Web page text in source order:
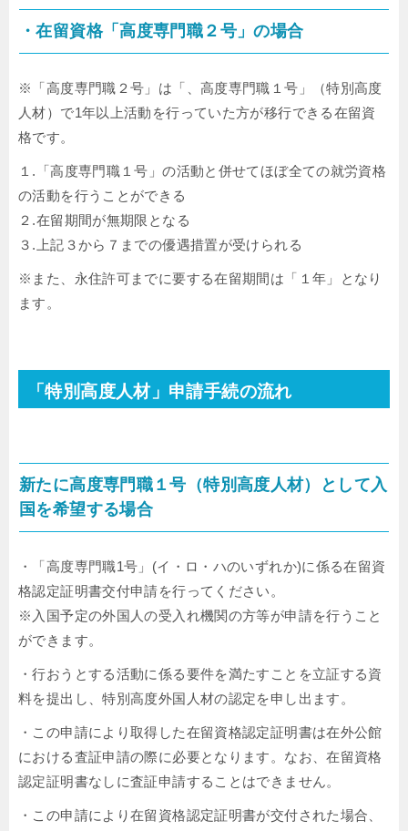
・在留資格「高度専門職２号」の場合
※「高度専門職２号」は「、高度専門職１号」（特別高度
人材）で1年以上活動を行っていた方が移行できる在留資
格です。
１.「高度専門職１号」の活動と併せてほぼ全ての就労資格
の活動を行うことができる
２.在留期間が無期限となる
３.上記３から７までの優遇措置が受けられる
※また、永住許可までに要する在留期間は「１年」となり
ます。
「特別高度人材」申請手続の流れ
新たに高度専門職１号（特別高度人材）として入
国を希望する場合
・「高度専門職1号」(イ・ロ・ハのいずれか)に係る在留資
格認定証明書交付申請を行ってください。
※入国予定の外国人の受入れ機関の方等が申請を行うこと
ができます。
・行おうとする活動に係る要件を満たすことを立証する資
料を提出し、特別高度外国人材の認定を申し出ます。
・この申請により取得した在留資格認定証明書は在外公館
における査証申請の際に必要となります。なお、在留資格
認定証明書なしに査証申請することはできません。
・この申請により在留資格認定証明書が交付された場合、